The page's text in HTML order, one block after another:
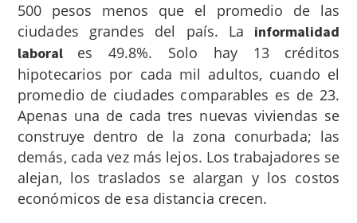
500 pesos menos que el promedio de las
ciudades grandes del país. La informalidad
laboral es 49.8%. Solo hay 13 créditos
hipotecarios por cada mil adultos, cuando el
promedio de ciudades comparables es de 23.
Apenas una de cada tres nuevas viviendas se
construye dentro de la zona conurbada; las
demás, cada vez más lejos. Los trabajadores se
alejan, los traslados se alargan y los costos
económicos de esa distancia crecen.